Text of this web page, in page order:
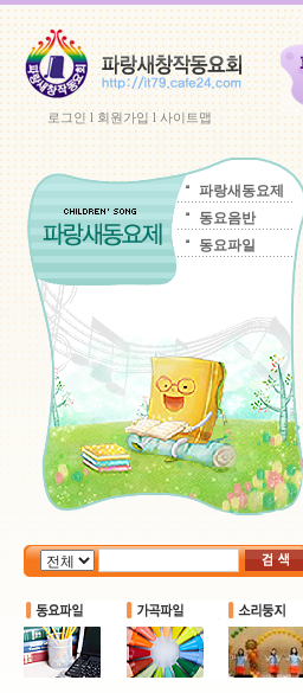
로그인l 회원가입l사이트맵
파랑새동요제
동요음반
동요파일